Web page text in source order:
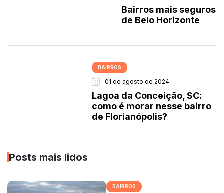
Bairros mais seguros
de Belo Horizonte
BAIRROS
01 de agosto de 2024
Lagoa da Conceição, SC:
como é morar nesse bairro
de Florianópolis?
Posts mais lidos
BAIRROS